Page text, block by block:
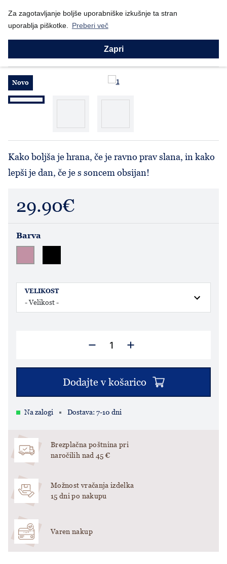
Za zagotavljanje boljše uporabniške izkušnje ta stran
uporablja piškotke.
Preberi več
Zapri
Nazaj
Domov Prodajni program Ženske Puloverji Sol zemlje, luč svet...
Sol zemlje, luč sveta
Novo
Kako boljša je hrana, če je ravno prav slana, in kako
lepši je dan, če je s soncem obsijan!
29.90€
Barva
VELIKOST
Dodajte v košarico
Na zalogi Dostava: 7-10 dni
Brezplačna poštnina pri
naročilih nad 45 €
Možnost vračanja izdelka
15 dni po nakupu
Varen nakup